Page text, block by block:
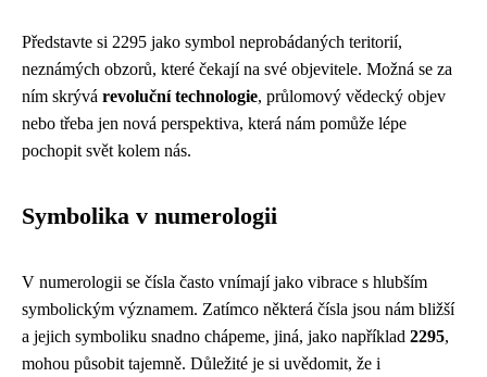
Představte si 2295 jako symbol neprobádaných teritorií,
neznámých obzorů, které čekají na své objevitele. Možná se za
ním skrývá revoluční technologie, průlomový vědecký objev
nebo třeba jen nová perspektiva, která nám pomůže lépe
pochopit svět kolem nás.
Symbolika v numerologii
V numerologii se čísla často vnímají jako vibrace s hlubším
symbolickým významem. Zatímco některá čísla jsou nám bližší
a jejich symboliku snadno chápeme, jiná, jako například 2295,
mohou působit tajemně. Důležité je si uvědomit, že i